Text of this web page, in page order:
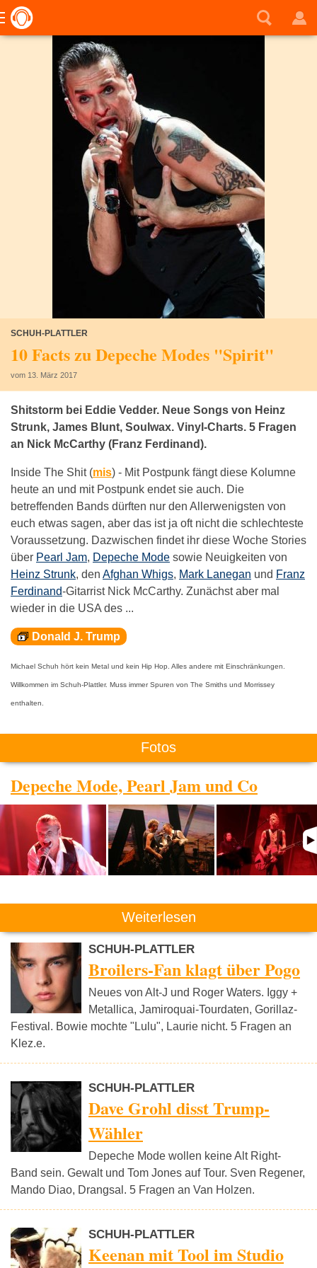
SCHUH-PLATTLER
10 Facts zu Depeche Modes "Spirit"
vom 13. März 2017
Shitstorm bei Eddie Vedder. Neue Songs von Heinz
Strunk, James Blunt, Soulwax. Vinyl-Charts. 5 Fragen
an Nick McCarthy (Franz Ferdinand).
Inside The Shit (mis) - Mit Postpunk fängt diese Kolumne
heute an und mit Postpunk endet sie auch. Die
betreffenden Bands dürften nur den Allerwenigsten von
euch etwas sagen, aber das ist ja oft nicht die schlechteste
Voraussetzung. Dazwischen findet ihr diese Woche Stories
über Pearl Jam, Depeche Mode sowie Neuigkeiten von
Heinz Strunk, den Afghan Whigs, Mark Lanegan und Franz
Ferdinand-Gitarrist Nick McCarthy. Zunächst aber mal
wieder in die USA des ...
Donald J. Trump
Michael Schuh hört kein Metal und kein Hip Hop. Alles andere mit Einschränkungen.
Willkommen im Schuh-Plattler. Muss immer Spuren von The Smiths und Morrissey
enthalten.
Fotos
Depeche Mode, Pearl Jam und Co
Weiterlesen
SCHUH-PLATTLER
Broilers-Fan klagt über Pogo
Neues von Alt-J und Roger Waters. Iggy +
Metallica, Jamiroquai-Tourdaten, Gorillaz-
Festival. Bowie mochte "Lulu", Laurie nicht. 5 Fragen an
Klez.e.
SCHUH-PLATTLER
Dave Grohl disst Trump-
Wähler
Depeche Mode wollen keine Alt Right-
Band sein. Gewalt und Tom Jones auf Tour. Sven Regener,
Mando Diao, Drangsal. 5 Fragen an Van Holzen.
SCHUH-PLATTLER
Keenan mit Tool im Studio